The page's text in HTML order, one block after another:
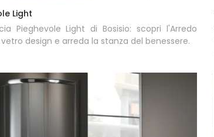
Light
Pieghevole Light di Bosisio: scopri l'Arredo
design e arreda la stanza del benessere.